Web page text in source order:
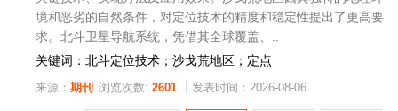
境和恶劣的自然条件，对定位技术的精度和稳定性提出了更高要
求。北斗卫星导航系统，凭借其全球覆盖、..
关键词：北斗定位技术；沙戈荒地区；定点
来源： 期刊 浏览次数: 2601 发表时间：2026-08-06